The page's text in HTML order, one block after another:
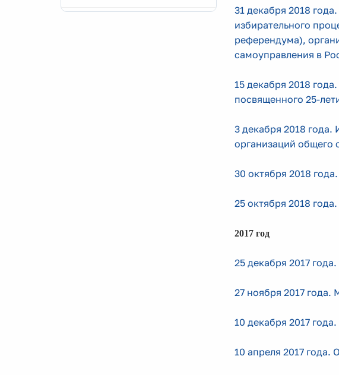
31 декабря 2018
избирательного
референдума),
самоуправления в
15 декабря 2018
посвященного 25-
3 декабря 2018
организаций общего
30 октября 2018
25 октября 2018
2017 год
25 декабря 2017
27 ноября 2017
10 декабря 2017
10 апреля 2017 года.